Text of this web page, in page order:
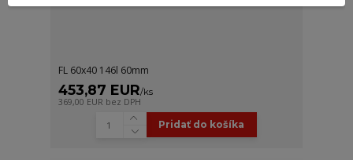
FL 60x40 146l 60mm
453,87 EUR/ks
369,00 EUR bez DPH
Pridať do košíka